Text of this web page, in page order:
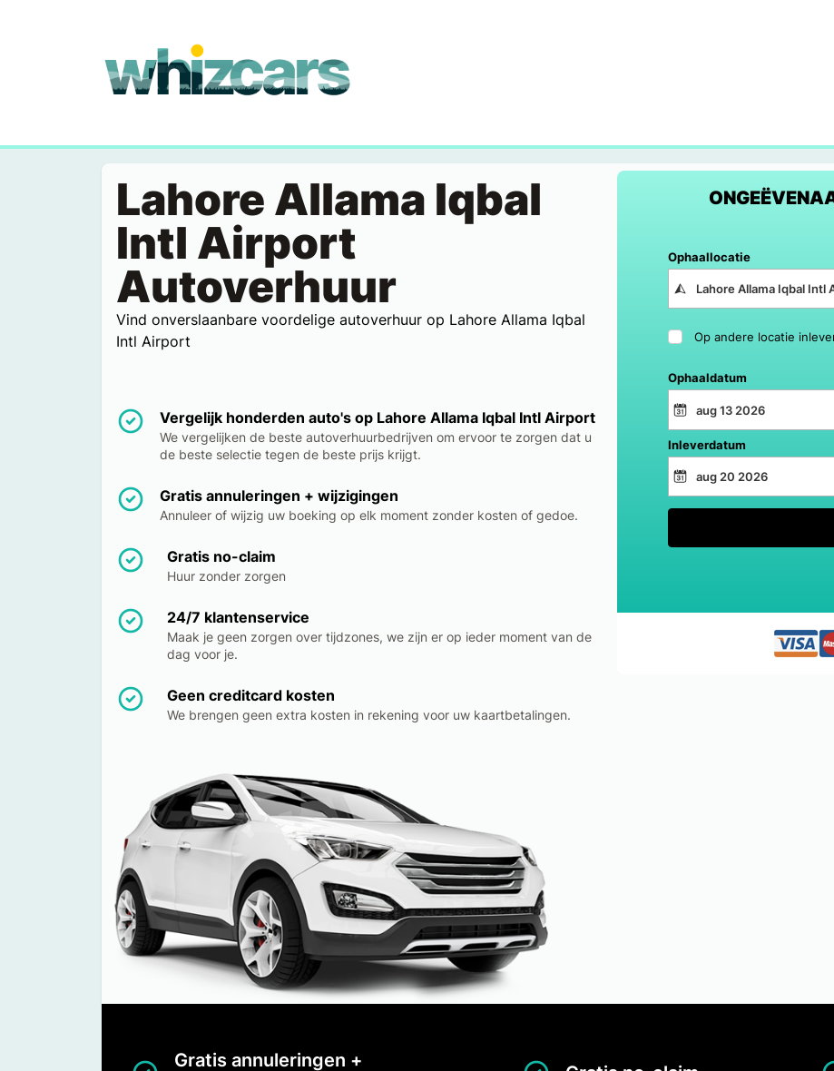
whizcars.com
Lahore Allama Iqbal
Intl Airport
Autoverhuur
Vind onverslaanbare voordelige autoverhuur op Lahore Allama Iqbal
Intl Airport
Vergelijk honderden auto's op Lahore Allama Iqbal Intl Airport
We vergelijken de beste autoverhuurbedrijven om ervoor te zorgen dat u
de beste selectie tegen de beste prijs krijgt.
Gratis annuleringen + wijzigingen
Annuleer of wijzig uw boeking op elk moment zonder kosten of gedoe.
Gratis no-claim
Huur zonder zorgen
24/7 klantenservice
Maak je geen zorgen over tijdzones, we zijn er op ieder moment van de
dag voor je.
Geen creditcard kosten
We brengen geen extra kosten in rekening voor uw kaartbetalingen.
Ophaallocatie
Op andere locatie
Ophaaldatum
Inleverdatum
Gratis annuleringen +